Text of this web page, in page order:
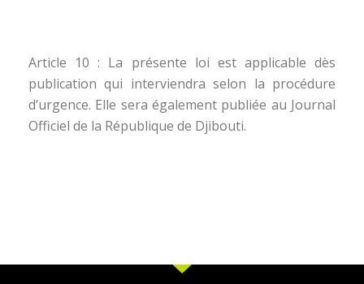
Article 10 : La présente loi est applicable dès
publication qui interviendra selon la procédure
d’urgence. Elle sera également publiée au Journal
Officiel de la République de Djibouti.